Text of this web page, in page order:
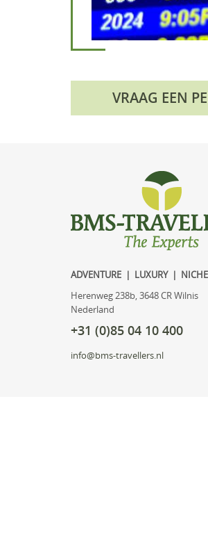
VRAAG EEN
ADVENTURE | LUXURY | NICHE
Herenweg 238b, 3648 CR Wilnis
Nederland
+31 (0)85 04 10 400
info@bms-travellers.nl